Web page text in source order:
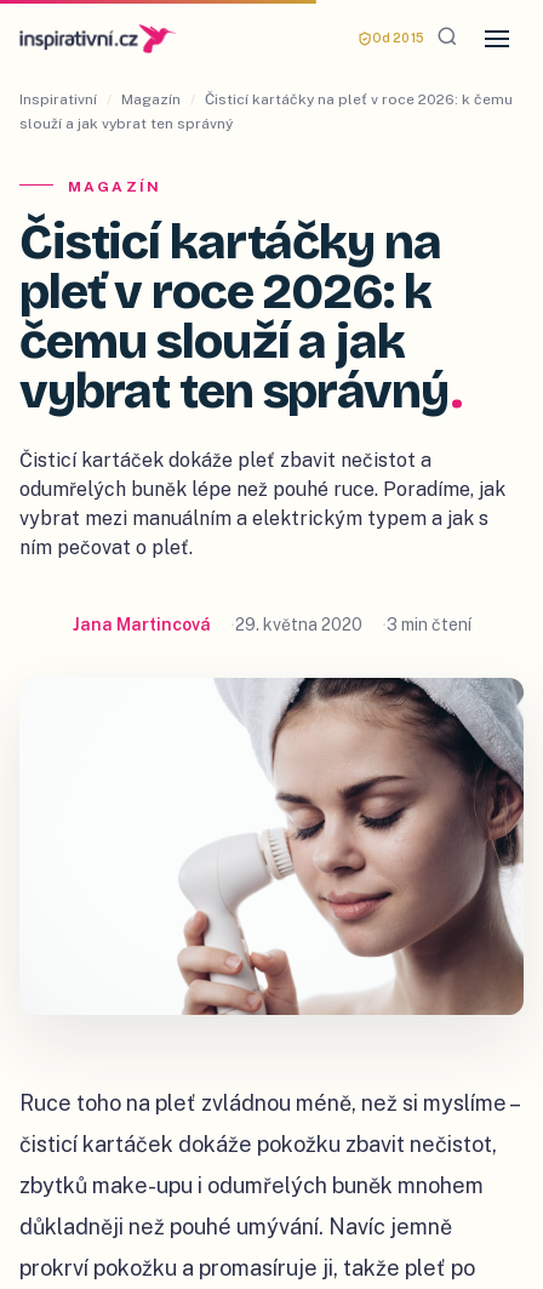
Od 2015
Inspirativní / Magazín / Čisticí kartáčky na pleť v roce 2026: k čemu
slouží a jak vybrat ten správný
MAGAZÍN
Čisticí kartáčky na
pleť v roce 2026: k
čemu slouží a jak
vybrat ten správný.
Čisticí kartáček dokáže pleť zbavit nečistot a
odumřelých buněk lépe než pouhé ruce. Poradíme, jak
vybrat mezi manuálním a elektrickým typem a jak s
ním pečovat o pleť.
Jana Martincová 29. května 2020 3 min čtení
Ruce toho na pleť zvládnou méně, než si myslíme –
čisticí kartáček dokáže pokožku zbavit nečistot,
zbytků make-upu i odumřelých buněk mnohem
důkladněji než pouhé umývání. Navíc jemně
prokrví pokožku a promasíruje ji, takže pleť po